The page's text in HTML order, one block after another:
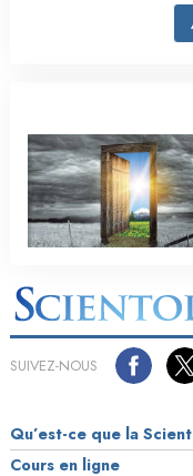
SUIVEZ-NOUS
Qu’est-ce que la
Cours en ligne